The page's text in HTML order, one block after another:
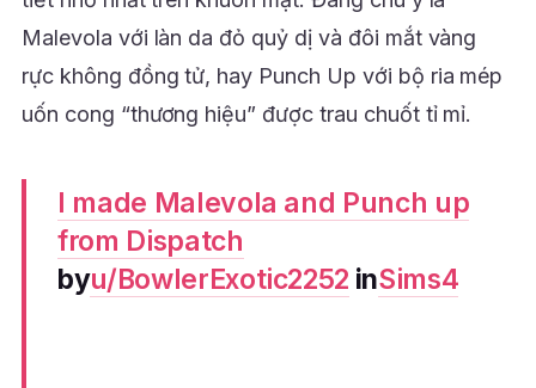
Malevola với làn da đỏ quỷ dị và đôi mắt vàng
rực không đồng tử, hay Punch Up với bộ ria mép
uốn cong “thương hiệu” được trau chuốt tỉ mỉ.
I made Malevola and Punch up
from Dispatch
byu/BowlerExotic2252 inSims4